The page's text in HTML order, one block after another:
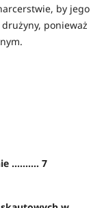
by jego
ponieważ
.......... 7